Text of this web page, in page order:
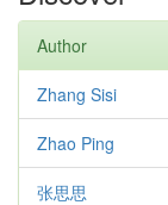
Author
Zhang Sisi
Zhao Ping
张思思